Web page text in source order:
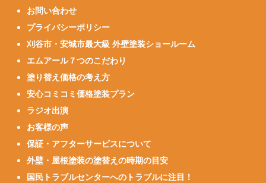
お問い合わせ
プライバシーポリシー
刈谷市・安城市最大級 外壁塗装ショールーム
エムアール７つのこだわり
塗り替え価格の考え方
安心コミコミ価格塗装プラン
ラジオ出演
お客様の声
保証・アフターサービスについて
外壁・屋根塗装の塗替えの時期の目安
国民トラブルセンターへのトラブルに注目！